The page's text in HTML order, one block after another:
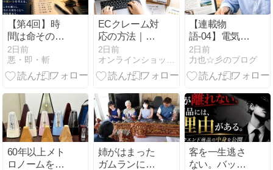
ェントをカス
タマイズ・導
入する役割を
想定したタイ
トルとしてい
ます。）
【第4回】時
間は命そのも
のである｜本
当に大切な時
間の使い方
2日前
悪・即・斬
ECクレーム対
応の方法｜初
動・返信・返
金判断・再発
防止まで解説
2日前
【連載物
語-04】電気機
器、LED、設
備メンテナン
ス…それでも
ない
2日前
力也☆彡のブログ
60年以上メト
ロノームを作
姉がはまった
ガムランに自
客を一生逃さ
ない。バック